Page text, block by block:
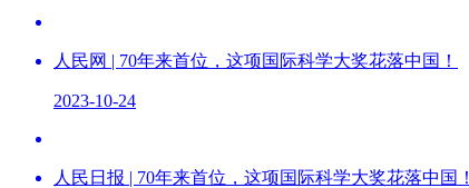
人民网 | 70年来首位，这项国际科学大奖花落中国！
2023-10-24
人民日报 | 70年来首位，这项国际科学大奖花落中国！